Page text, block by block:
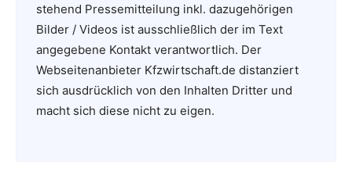
stehend Pressemitteilung inkl. dazugehörigen
Bilder / Videos ist ausschließlich der im Text
angegebene Kontakt verantwortlich. Der
Webseitenanbieter Kfzwirtschaft.de distanziert
sich ausdrücklich von den Inhalten Dritter und
macht sich diese nicht zu eigen.